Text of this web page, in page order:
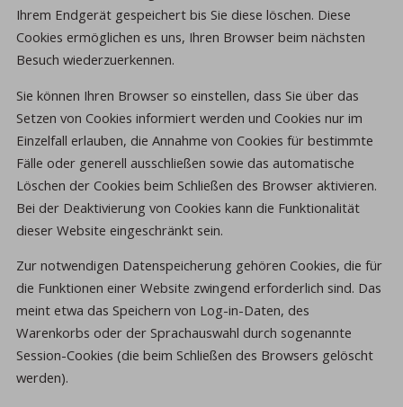
Ihrem Endgerät gespeichert bis Sie diese löschen. Diese
Cookies ermöglichen es uns, Ihren Browser beim nächsten
Besuch wiederzuerkennen.
Sie können Ihren Browser so einstellen, dass Sie über das
Setzen von Cookies informiert werden und Cookies nur im
Einzelfall erlauben, die Annahme von Cookies für bestimmte
Fälle oder generell ausschließen sowie das automatische
Löschen der Cookies beim Schließen des Browser aktivieren.
Bei der Deaktivierung von Cookies kann die Funktionalität
dieser Website eingeschränkt sein.
Zur notwendigen Datenspeicherung gehören Cookies, die für
die Funktionen einer Website zwingend erforderlich sind. Das
meint etwa das Speichern von Log-in-Daten, des
Warenkorbs oder der Sprachauswahl durch sogenannte
Session-Cookies (die beim Schließen des Browsers gelöscht
werden).